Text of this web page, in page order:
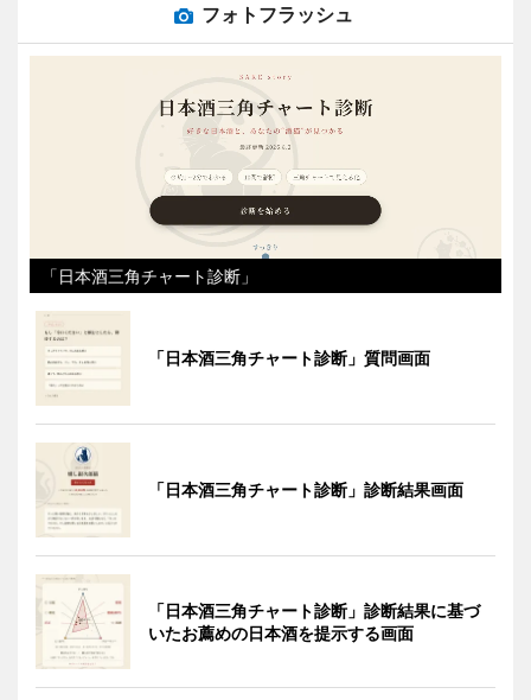
フォトフラッシュ
「日本酒三角チャート診断」
「日本酒三角チャート診断」質問画面
「日本酒三角チャート診断」診断結果画面
「日本酒三角チャート診断」診断結果に基づ
いたお薦めの日本酒を提示する画面